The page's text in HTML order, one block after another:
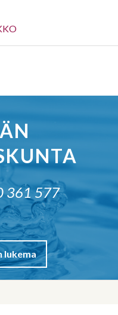
361 577
lukema